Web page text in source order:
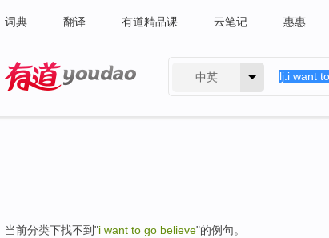
词典 翻译 有道精品课 云笔记 惠惠
中英
当前分类下找不到"i want to go believe"的例句。